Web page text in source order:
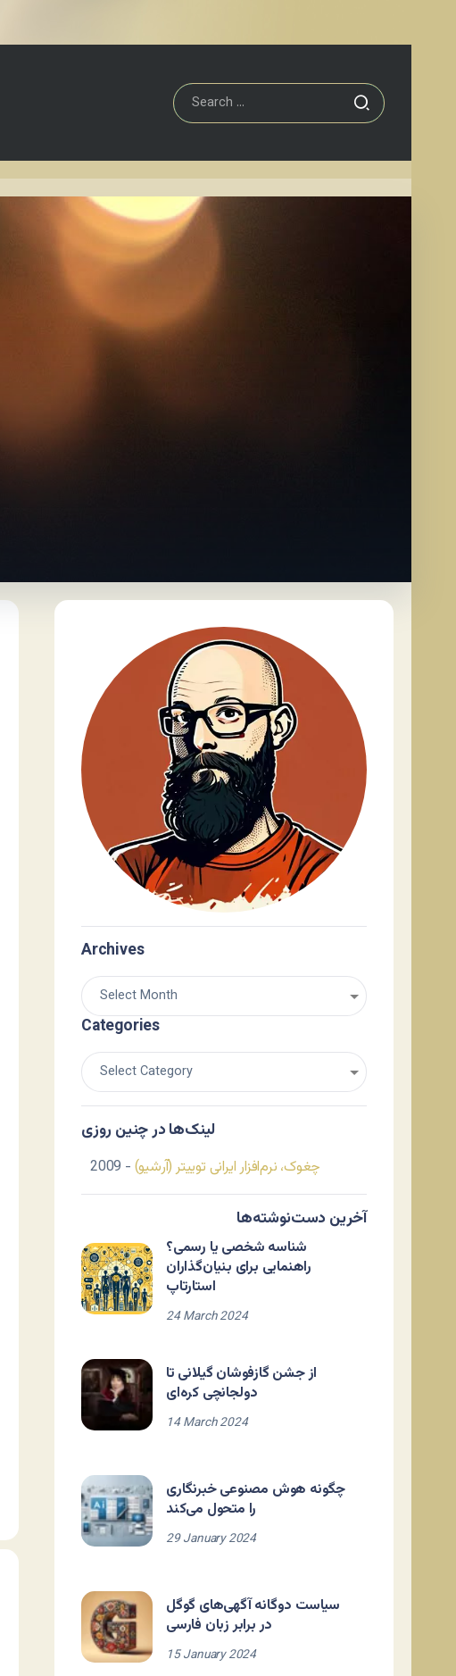
Archives
Categories
لینک‌ها در چنین روزی
چغوک، نرم‌افزار ایرانی توییتر (آرشیو) - 2009
آخرین دست‌نوشته‌ها
شناسه شخصی یا رسمی؟
راهنمایی برای بنیان‌گذاران
استارتاپ
24 March 2024
از جشن گازفوشان گیلانی تا
دولجانچی کره‌ای
14 March 2024
چگونه هوش مصنوعی خبرنگاری
را متحول می‌کند
29 January 2024
سیاست دوگانه آگهی‌های گوگل
در برابر زبان فارسی
15 January 2024